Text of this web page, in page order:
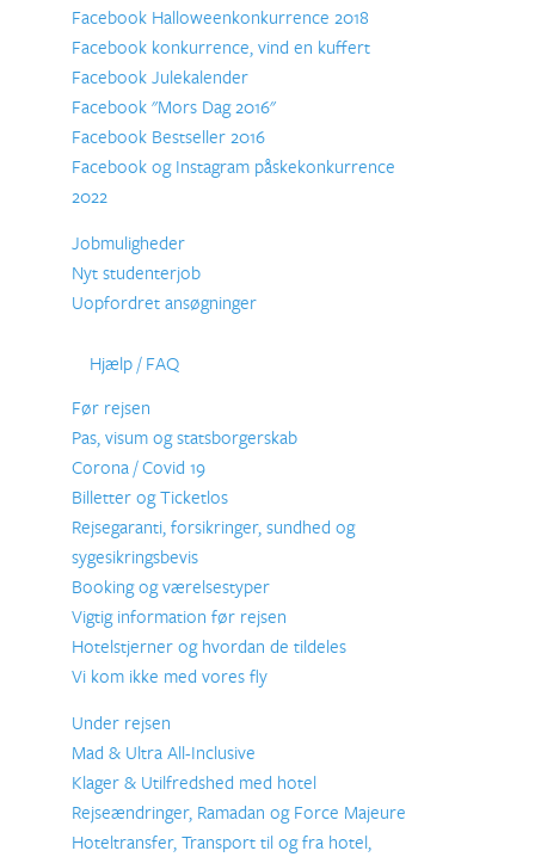
Facebook Halloweenkonkurrence 2018
Facebook konkurrence, vind en kuffert
Facebook Julekalender
Facebook "Mors Dag 2016"
Facebook Bestseller 2016
Facebook og Instagram påskekonkurrence
2022
Jobmuligheder
Nyt studenterjob
Uopfordret ansøgninger
Hjælp / FAQ
Før rejsen
Pas, visum og statsborgerskab
Corona / Covid 19
Billetter og Ticketlos
Rejsegaranti, forsikringer, sundhed og
sygesikringsbevis
Booking og værelsestyper
Vigtig information før rejsen
Hotelstjerner og hvordan de tildeles
Vi kom ikke med vores fly
Under rejsen
Mad & Ultra All-Inclusive
Klager & Utilfredshed med hotel
Rejseændringer, Ramadan og Force Majeure
Hoteltransfer, Transport til og fra hotel,